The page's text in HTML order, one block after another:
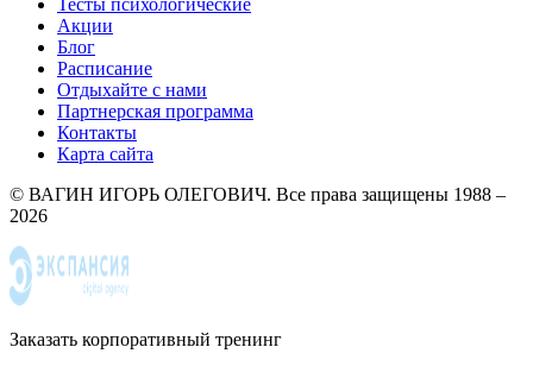
Тесты психологические
Акции
Блог
Расписание
Отдыхайте с нами
Партнерская программа
Контакты
Карта сайта
© ВАГИН ИГОРЬ ОЛЕГОВИЧ. Все права защищены 1988 –
2026
Заказать корпоративный тренинг